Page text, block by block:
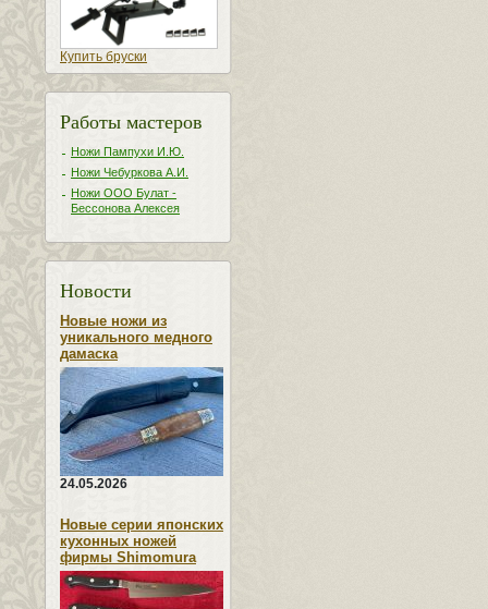
Купить бруски
Работы мастеров
Ножи Пампухи И.Ю.
Ножи Чебуркова А.И.
Ножи ООО Булат -
Бессонова Алексея
Новости
Новые ножи из
уникального медного
дамаска
24.05.2026
Новые серии японских
кухонных ножей
фирмы Shimomura